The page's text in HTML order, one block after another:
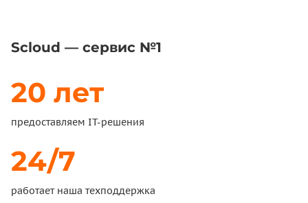
Scloud — сервис №1
20 лет
предоставляем IT-решения
24/7
работает наша техподдержка